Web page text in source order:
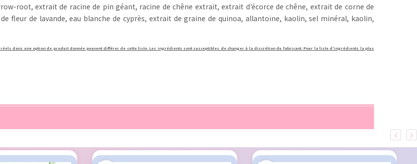
root, extrait de racine de pin géant, racine de chêne extrait, extrait d'écorce de chêne, extrait de corne de
fleur de lavande, eau blanche de cyprès, extrait de graine de quinoa, allantoïne, kaolin, sel minéral, kaolin,
dans une option de produit donnée peuvent différer de cette liste. Les ingrédients sont susceptibles de changer à la discrétion du fabricant. Pour la liste d'ingrédients la plus